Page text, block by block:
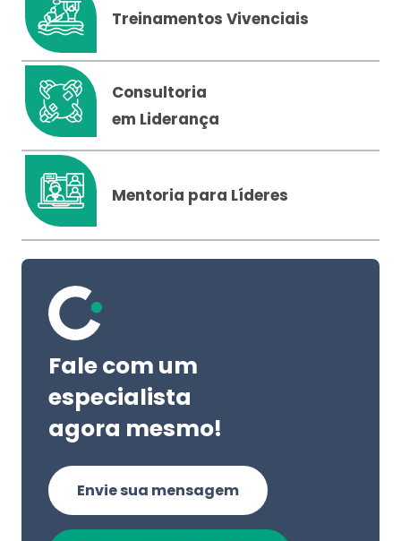
Treinamentos Vivenciais
Consultoria
em Liderança
Mentoria para Líderes
Fale com um
especialista
agora mesmo!
Envie sua mensagem